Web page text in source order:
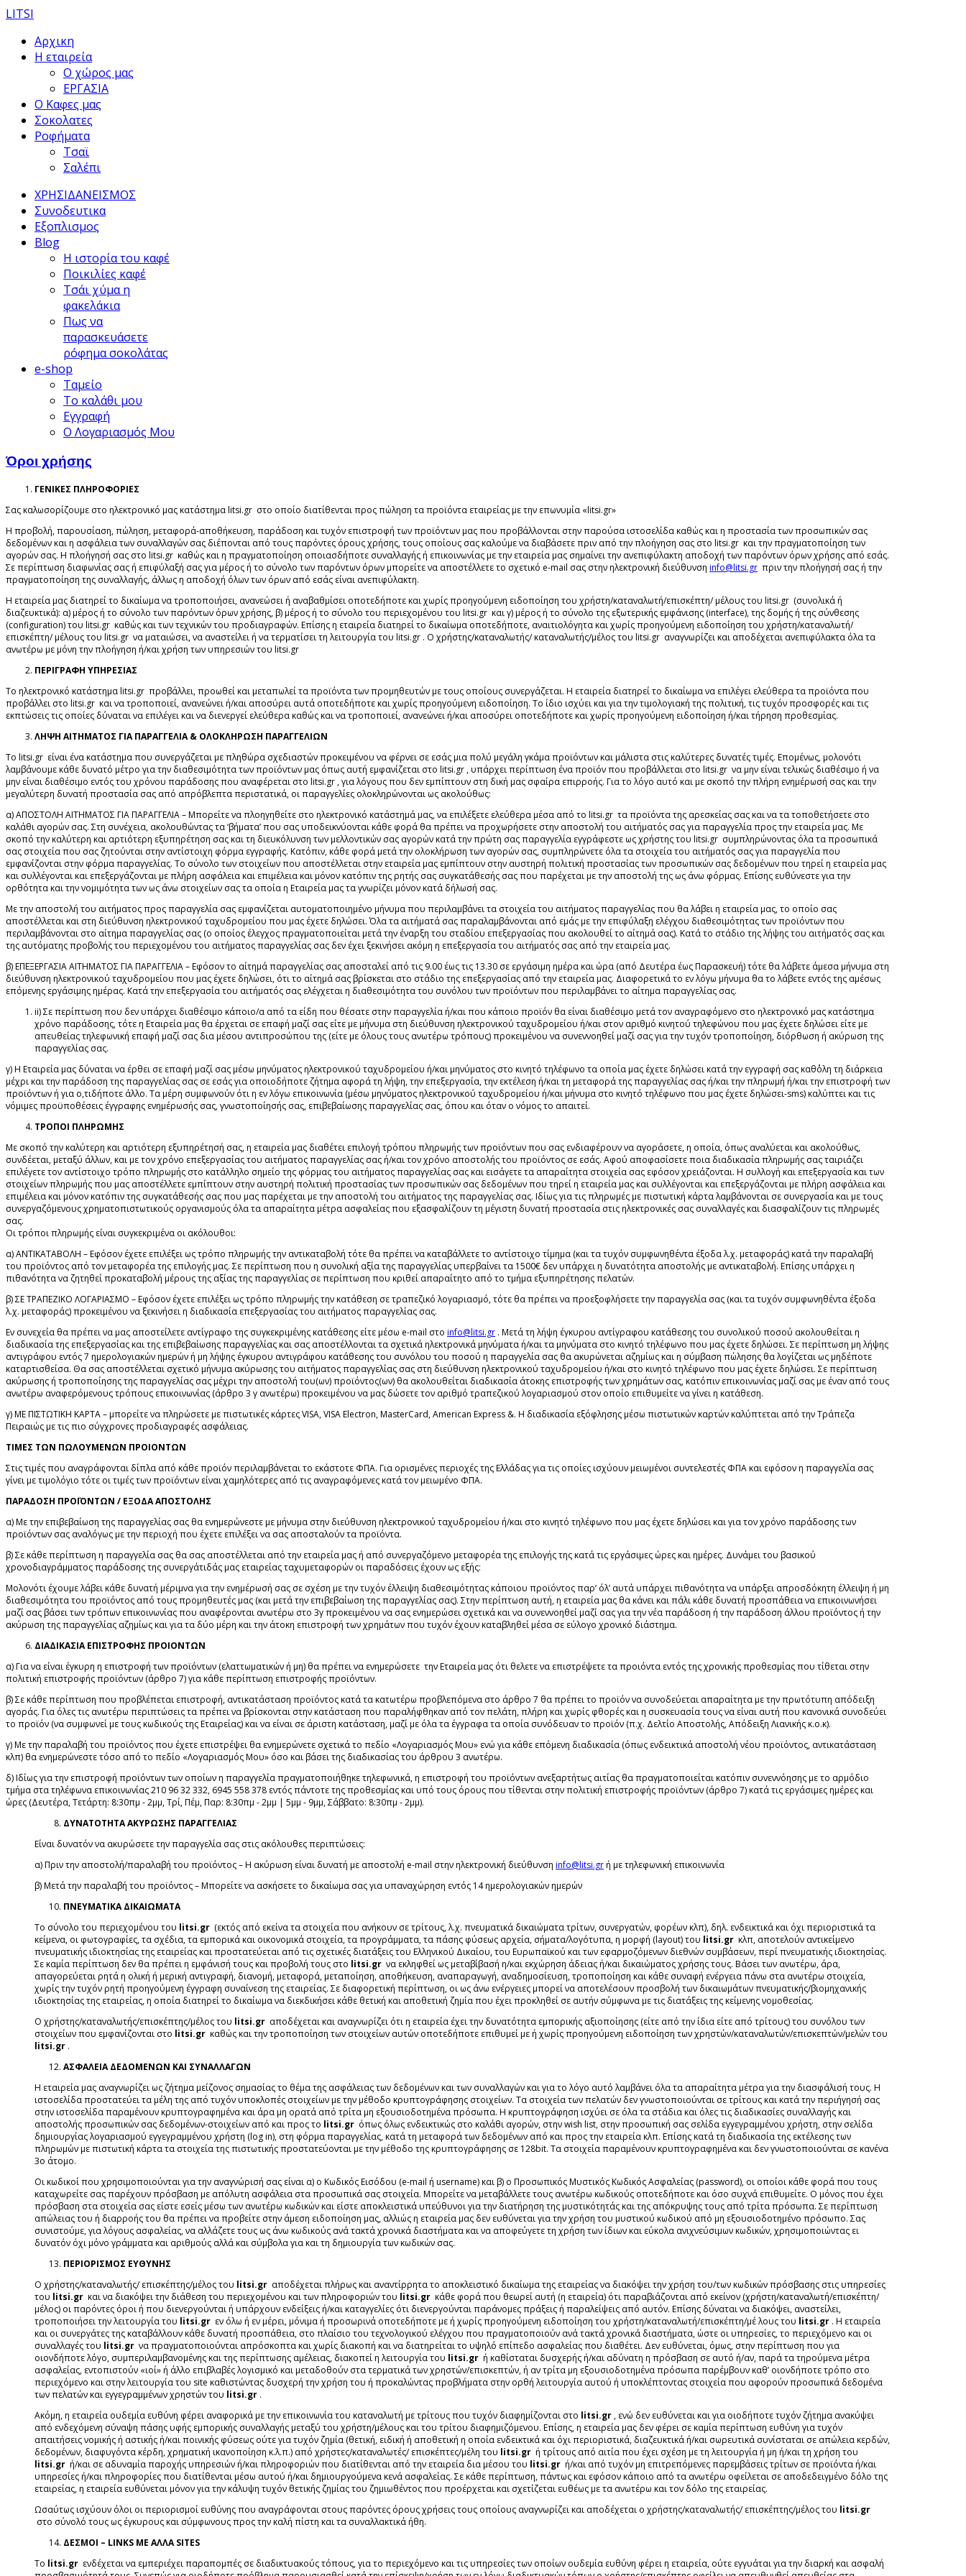
LITSI
Αρχικη
Η εταιρεία
Ο χώρος μας
ΕΡΓΑΣΙΑ
Ο Καφες μας
Σοκολατες
Ροφήματα
Τσαϊ
Σαλέπι
ΧΡΗΣΙΔΑΝΕΙΣΜΟΣ
Συνοδευτικα
Εξοπλισμος
Blog
Η ιστορία του καφέ
Ποικιλίες καφέ
Τσάι χύμα η
φακελάκια
Πως να
παρασκευάσετε
ρόφημα σοκολάτας
e-shop
Ταμείο
Το καλάθι μου
Εγγραφή
Ο Λογαριασμός Μου
Όροι χρήσης
ΓΕΝΙΚΕΣ ΠΛΗΡΟΦΟΡΙΕΣ
Σας καλωσορίζουμε στο ηλεκτρονικό μας κατάστημα litsi.gr στο οποίο διατίθενται προς πώληση τα προϊόντα εταιρείας με την επωνυμία «litsi.gr»
Η προβολή, παρουσίαση, πώληση, μεταφορά-αποθήκευση, παράδοση και τυχόν επιστροφή των προϊόντων μας που προβάλλονται στην παρούσα ιστοσελίδα καθώς και η προστασία των προσωπικών σας
δεδομένων και η ασφάλεια των συναλλαγών σας διέπονται από τους παρόντες όρους χρήσης, τους οποίους σας καλούμε να διαβάσετε πριν από την πλοήγηση σας στο litsi.gr και την πραγματοποίηση των
αγορών σας. Η πλοήγησή σας στο litsi.gr καθώς και η πραγματοποίηση οποιασδήποτε συναλλαγής ή επικοινωνίας με την εταιρεία μας σημαίνει την ανεπιφύλακτη αποδοχή των παρόντων όρων χρήσης από εσάς.
Σε περίπτωση διαφωνίας σας ή επιφύλαξή σας για μέρος ή το σύνολο των παρόντων όρων μπορείτε να αποστέλλετε το σχετικό e-mail σας στην ηλεκτρονική διεύθυνση info@litsi.gr πριν την πλοήγησή σας ή την
πραγματοποίηση της συναλλαγής, άλλως η αποδοχή όλων των όρων από εσάς είναι ανεπιφύλακτη.
Η εταιρεία μας διατηρεί το δικαίωμα να τροποποιήσει, ανανεώσει ή αναβαθμίσει οποτεδήποτε και χωρίς προηγούμενη ειδοποίηση του χρήστη/καταναλωτή/επισκέπτη/ μέλους του litsi.gr (συνολικά ή
διαζευκτικά): α) μέρος ή το σύνολο των παρόντων όρων χρήσης, β) μέρος ή το σύνολο του περιεχομένου του litsi.gr και γ) μέρος ή το σύνολο της εξωτερικής εμφάνισης (interface), της δομής ή της σύνθεσης
(configuration) του litsi.gr καθώς και των τεχνικών του προδιαγραφών. Επίσης η εταιρεία διατηρεί το δικαίωμα οποτεδήποτε, αναιτιολόγητα και χωρίς προηγούμενη ειδοποίηση του χρήστη/καταναλωτή/
επισκέπτη/ μέλους του litsi.gr να ματαιώσει, να αναστείλει ή να τερματίσει τη λειτουργία του litsi.gr . Ο χρήστης/καταναλωτής/ καταναλωτής/μέλος του litsi.gr αναγνωρίζει και αποδέχεται ανεπιφύλακτα όλα τα
ανωτέρω με μόνη την πλοήγηση ή/και χρήση των υπηρεσιών του litsi.gr
ΠΕΡΙΓΡΑΦΗ ΥΠΗΡΕΣΙΑΣ
Το ηλεκτρονικό κατάστημα litsi.gr προβάλλει, προωθεί και μεταπωλεί τα προϊόντα των προμηθευτών με τους οποίους συνεργάζεται. Η εταιρεία διατηρεί το δικαίωμα να επιλέγει ελεύθερα τα προϊόντα που
προβάλλει στο litsi.gr και να τροποποιεί, ανανεώνει ή/και αποσύρει αυτά οποτεδήποτε και χωρίς προηγούμενη ειδοποίηση. Το ίδιο ισχύει και για την τιμολογιακή της πολιτική, τις τυχόν προσφορές και τις
εκπτώσεις τις οποίες δύναται να επιλέγει και να διενεργεί ελεύθερα καθώς και να τροποποιεί, ανανεώνει ή/και αποσύρει οποτεδήποτε και χωρίς προηγούμενη ειδοποίηση ή/και τήρηση προθεσμίας.
ΛΗΨΗ ΑΙΤΗΜΑΤΟΣ ΓΙΑ ΠΑΡΑΓΓΕΛΙΑ & ΟΛΟΚΛΗΡΩΣΗ ΠΑΡΑΓΓΕΛΙΩΝ
Το litsi.gr είναι ένα κατάστημα που συνεργάζεται με πληθώρα σχεδιαστών προκειμένου να φέρνει σε εσάς μια πολύ μεγάλη γκάμα προϊόντων και μάλιστα στις καλύτερες δυνατές τιμές. Επομένως, μολονότι
λαμβάνουμε κάθε δυνατό μέτρο για την διαθεσιμότητα των προϊόντων μας όπως αυτή εμφανίζεται στο litsi.gr , υπάρχει περίπτωση ένα προϊόν που προβάλλεται στο litsi.gr να μην είναι τελικώς διαθέσιμο ή να
μην είναι διαθέσιμο εντός του χρόνου παράδοσης που αναφέρεται στο litsi.gr , για λόγους που δεν εμπίπτουν στη δική μας σφαίρα επιρροής. Για το λόγο αυτό και με σκοπό την πλήρη ενημέρωσή σας και την
μεγαλύτερη δυνατή προστασία σας από απρόβλεπτα περιστατικά, οι παραγγελίες ολοκληρώνονται ως ακολούθως:
α) ΑΠΟΣΤΟΛΗ ΑΙΤΗΜΑΤΟΣ ΓΙΑ ΠΑΡΑΓΓΕΛΙΑ – Μπορείτε να πλοηγηθείτε στο ηλεκτρονικό κατάστημά μας, να επιλέξετε ελεύθερα μέσα από το litsi.gr τα προϊόντα της αρεσκείας σας και να τα τοποθετήσετε στο
καλάθι αγορών σας. Στη συνέχεια, ακολουθώντας τα ‘βήματα’ που σας υποδεικνύονται κάθε φορά θα πρέπει να προχωρήσετε στην αποστολή του αιτήματός σας για παραγγελία προς την εταιρεία μας. Με
σκοπό την καλύτερη και αρτιότερη εξυπηρέτηση σας και τη διευκόλυνση των μελλοντικών σας αγορών κατά την πρώτη σας παραγγελία εγγράφεστε ως χρήστης του litsi.gr συμπληρώνοντας όλα τα προσωπικά
σας στοιχεία που σας ζητούνται στην αντίστοιχη φόρμα εγγραφής. Κατόπιν, κάθε φορά μετά την ολοκλήρωση των αγορών σας, συμπληρώνετε όλα τα στοιχεία του αιτήματός σας για παραγγελία που
εμφανίζονται στην φόρμα παραγγελίας. Το σύνολο των στοιχείων που αποστέλλεται στην εταιρεία μας εμπίπτουν στην αυστηρή πολιτική προστασίας των προσωπικών σας δεδομένων που τηρεί η εταιρεία μας
και συλλέγονται και επεξεργάζονται με πλήρη ασφάλεια και επιμέλεια και μόνον κατόπιν της ρητής σας συγκατάθεσής σας που παρέχεται με την αποστολή της ως άνω φόρμας. Επίσης ευθύνεστε για την
ορθότητα και την νομιμότητα των ως άνω στοιχείων σας τα οποία η Εταιρεία μας τα γνωρίζει μόνον κατά δήλωσή σας.
Με την αποστολή του αιτήματος προς παραγγελία σας εμφανίζεται αυτοματοποιημένο μήνυμα που περιλαμβάνει τα στοιχεία του αιτήματος παραγγελίας που θα λάβει η εταιρεία μας, το οποίο σας
αποστέλλεται και στη διεύθυνση ηλεκτρονικού ταχυδρομείου που μας έχετε δηλώσει. Όλα τα αιτήματά σας παραλαμβάνονται από εμάς με την επιφύλαξη ελέγχου διαθεσιμότητας των προϊόντων που
περιλαμβάνονται στο αίτημα παραγγελίας σας (ο οποίος έλεγχος πραγματοποιείται μετά την έναρξη του σταδίου επεξεργασίας που ακολουθεί το αίτημά σας). Κατά το στάδιο της λήψης του αιτήματός σας και
της αυτόματης προβολής του περιεχομένου του αιτήματος παραγγελίας σας δεν έχει ξεκινήσει ακόμη η επεξεργασία του αιτήματός σας από την εταιρεία μας.
β) ΕΠΕΞΕΡΓΑΣΙΑ ΑΙΤΗΜΑΤΟΣ ΓΙΑ ΠΑΡΑΓΓΕΛΙΑ – Εφόσον το αίτημά παραγγελίας σας αποσταλεί από τις 9.00 έως τις 13.30 σε εργάσιμη ημέρα και ώρα (από Δευτέρα έως Παρασκευή) τότε θα λάβετε άμεσα μήνυμα στη
διεύθυνση ηλεκτρονικού ταχυδρομείου που μας έχετε δηλώσει, ότι το αίτημά σας βρίσκεται στο στάδιο της επεξεργασίας από την εταιρεία μας. Διαφορετικά το εν λόγω μήνυμα θα το λάβετε εντός της αμέσως
επόμενης εργάσιμης ημέρας. Κατά την επεξεργασία του αιτήματός σας ελέγχεται η διαθεσιμότητα του συνόλου των προϊόντων που περιλαμβάνει το αίτημα παραγγελίας σας.
ii) Σε περίπτωση που δεν υπάρχει διαθέσιμο κάποιο/α από τα είδη που θέσατε στην παραγγελία ή/και που κάποιο προϊόν θα είναι διαθέσιμο μετά τον αναγραφόμενο στο ηλεκτρονικό μας κατάστημα
χρόνο παράδοσης, τότε η Εταιρεία μας θα έρχεται σε επαφή μαζί σας είτε με μήνυμα στη διεύθυνση ηλεκτρονικού ταχυδρομείου ή/και στον αριθμό κινητού τηλεφώνου που μας έχετε δηλώσει είτε με
απευθείας τηλεφωνική επαφή μαζί σας δια μέσου αντιπροσώπου της (είτε με όλους τους ανωτέρω τρόπους) προκειμένου να συνεννοηθεί μαζί σας για την τυχόν τροποποίηση, διόρθωση ή ακύρωση της
παραγγελίας σας.
γ) Η Εταιρεία μας δύναται να έρθει σε επαφή μαζί σας μέσω μηνύματος ηλεκτρονικού ταχυδρομείου ή/και μηνύματος στο κινητό τηλέφωνο τα οποία μας έχετε δηλώσει κατά την εγγραφή σας καθ΄όλη τη διάρκεια
μέχρι και την παράδοση της παραγγελίας σας σε εσάς για οποιοδήποτε ζήτημα αφορά τη λήψη, την επεξεργασία, την εκτέλεση ή/και τη μεταφορά της παραγγελίας σας ή/και την πληρωμή ή/και την επιστροφή των
προϊόντων ή για ο,τιδήποτε άλλο. Τα μέρη συμφωνούν ότι η εν λόγω επικοινωνία (μέσω μηνύματος ηλεκτρονικού ταχυδρομείου ή/και μήνυμα στο κινητό τηλέφωνο που μας έχετε δηλώσει-sms) καλύπτει και τις
νόμιμες προϋποθέσεις έγγραφης ενημέρωσής σας, γνωστοποίησής σας, επιβεβαίωσης παραγγελίας σας, όπου και όταν ο νόμος το απαιτεί.
ΤΡΟΠΟΙ ΠΛΗΡΩΜΗΣ
Με σκοπό την καλύτερη και αρτιότερη εξυπηρέτησή σας, η εταιρεία μας διαθέτει επιλογή τρόπου πληρωμής των προϊόντων που σας ενδιαφέρουν να αγοράσετε, η οποία, όπως αναλύεται και ακολούθως,
συνδέεται, μεταξύ άλλων, και με τον χρόνο επεξεργασίας του αιτήματος παραγγελίας σας ή/και τον χρόνο αποστολής του προϊόντος σε εσάς. Αφού αποφασίσετε ποια διαδικασία πληρωμής σας ταιριάζει
επιλέγετε τον αντίστοιχο τρόπο πληρωμής στο κατάλληλο σημείο της φόρμας του αιτήματος παραγγελίας σας και εισάγετε τα απαραίτητα στοιχεία σας εφόσον χρειάζονται. Η συλλογή και επεξεργασία και των
στοιχείων πληρωμής που μας αποστέλλετε εμπίπτουν στην αυστηρή πολιτική προστασίας των προσωπικών σας δεδομένων που τηρεί η εταιρεία μας και συλλέγονται και επεξεργάζονται με πλήρη ασφάλεια και
επιμέλεια και μόνον κατόπιν της συγκατάθεσής σας που μας παρέχεται με την αποστολή του αιτήματος της παραγγελίας σας. Ιδίως για τις πληρωμές με πιστωτική κάρτα λαμβάνονται σε συνεργασία και με τους
συνεργαζόμενους χρηματοπιστωτικούς οργανισμούς όλα τα απαραίτητα μέτρα ασφαλείας που εξασφαλίζουν τη μέγιστη δυνατή προστασία στις ηλεκτρονικές σας συναλλαγές και διασφαλίζουν τις πληρωμές
σας.
Οι τρόποι πληρωμής είναι συγκεκριμένα οι ακόλουθοι:
α) ΑΝΤΙΚΑΤΑΒΟΛΗ – Εφόσον έχετε επιλέξει ως τρόπο πληρωμής την αντικαταβολή τότε θα πρέπει να καταβάλλετε το αντίστοιχο τίμημα (και τα τυχόν συμφωνηθέντα έξοδα λ.χ. μεταφοράς) κατά την παραλαβή
του προϊόντος από τον μεταφορέα της επιλογής μας. Σε περίπτωση που η συνολική αξία της παραγγελίας υπερβαίνει τα 1500€ δεν υπάρχει η δυνατότητα αποστολής με αντικαταβολή. Επίσης υπάρχει η
πιθανότητα να ζητηθεί προκαταβολή μέρους της αξίας της παραγγελίας σε περίπτωση που κριθεί απαραίτητο από το τμήμα εξυπηρέτησης πελατών.
β) ΣΕ ΤΡΑΠΕΖΙΚΟ ΛΟΓΑΡΙΑΣΜΟ – Εφόσον έχετε επιλέξει ως τρόπο πληρωμής την κατάθεση σε τραπεζικό λογαριασμό, τότε θα πρέπει να προεξοφλήσετε την παραγγελία σας (και τα τυχόν συμφωνηθέντα έξοδα
λ.χ. μεταφοράς) προκειμένου να ξεκινήσει η διαδικασία επεξεργασίας του αιτήματος παραγγελίας σας.
Εν συνεχεία θα πρέπει να μας αποστείλετε αντίγραφο της συγκεκριμένης κατάθεσης είτε μέσω e-mail στο info@litsi.gr . Μετά τη λήψη έγκυρου αντίγραφου κατάθεσης του συνολικού ποσού ακολουθείται η
διαδικασία της επεξεργασίας και της επιβεβαίωσης παραγγελίας και σας αποστέλλονται τα σχετικά ηλεκτρονικά μηνύματα ή/και τα μηνύματα στο κινητό τηλέφωνο που μας έχετε δηλώσει. Σε περίπτωση μη λήψης
αντιγράφου εντός 7 ημερολογιακών ημερών ή μη λήψης έγκυρου αντιγράφου κατάθεσης του συνόλου του ποσού η παραγγελία σας θα ακυρώνεται αζημίως και η σύμβαση πώλησης θα λογίζεται ως μηδέποτε
καταρτισθείσα. Θα σας αποστέλλεται σχετικό μήνυμα ακύρωσης του αιτήματος παραγγελίας σας στη διεύθυνση ηλεκτρονικού ταχυδρομείου ή/και στο κινητό τηλέφωνο που μας έχετε δηλώσει. Σε περίπτωση
ακύρωσης ή τροποποίησης της παραγγελίας σας μέχρι την αποστολή του(ων) προϊόντος(ων) θα ακολουθείται διαδικασία άτοκης επιστροφής των χρημάτων σας, κατόπιν επικοινωνίας μαζί σας με έναν από τους
ανωτέρω αναφερόμενους τρόπους επικοινωνίας (άρθρο 3 γ ανωτέρω) προκειμένου να μας δώσετε τον αριθμό τραπεζικού λογαριασμού στον οποίο επιθυμείτε να γίνει η κατάθεση.
γ) ΜΕ ΠΙΣΤΩΤΙΚΗ ΚΑΡΤΑ – μπορείτε να πληρώσετε με πιστωτικές κάρτες VISA, VISA Electron, MasterCard, American Express &. Η διαδικασία εξόφλησης μέσω πιστωτικών καρτών καλύπτεται από την Τράπεζα
Πειραιώς με τις πιο σύγχρονες προδιαγραφές ασφάλειας.
ΤΙΜΕΣ ΤΩΝ ΠΩΛΟΥΜΕΝΩΝ ΠΡΟΙΟΝΤΩΝ
Στις τιμές που αναγράφονται δίπλα από κάθε προϊόν περιλαμβάνεται το εκάστοτε ΦΠΑ. Για ορισμένες περιοχές της Ελλάδας για τις οποίες ισχύουν μειωμένοι συντελεστές ΦΠΑ και εφόσον η παραγγελία σας
γίνει με τιμολόγιο τότε οι τιμές των προϊόντων είναι χαμηλότερες από τις αναγραφόμενες κατά τον μειωμένο ΦΠΑ.
ΠΑΡΑΔΟΣΗ ΠΡΟΪΟΝΤΩΝ / ΕΞΟΔΑ ΑΠΟΣΤΟΛΗΣ
α) Με την επιβεβαίωση της παραγγελίας σας θα ενημερώνεστε με μήνυμα στην διεύθυνση ηλεκτρονικού ταχυδρομείου ή/και στο κινητό τηλέφωνο που μας έχετε δηλώσει και για τον χρόνο παράδοσης των
προϊόντων σας αναλόγως με την περιοχή που έχετε επιλέξει να σας αποσταλούν τα προϊόντα.
β) Σε κάθε περίπτωση η παραγγελία σας θα σας αποστέλλεται από την εταιρεία μας ή από συνεργαζόμενο μεταφορέα της επιλογής της κατά τις εργάσιμες ώρες και ημέρες. Δυνάμει του βασικού
χρονοδιαγράμματος παράδοσης της συνεργάτιδάς μας εταιρείας ταχυμεταφορών οι παραδόσεις έχουν ως εξής:
Mολονότι έχουμε λάβει κάθε δυνατή μέριμνα για την ενημέρωσή σας σε σχέση με την τυχόν έλλειψη διαθεσιμότητας κάποιου προϊόντος παρ’ όλ’ αυτά υπάρχει πιθανότητα να υπάρξει απροσδόκητη έλλειψη ή μη
διαθεσιμότητα του προϊόντος από τους προμηθευτές μας (και μετά την επιβεβαίωση της παραγγελίας σας). Στην περίπτωση αυτή, η εταιρεία μας θα κάνει και πάλι κάθε δυνατή προσπάθεια να επικοινωνήσει
μαζί σας βάσει των τρόπων επικοινωνίας που αναφέρονται ανωτέρω στο 3γ προκειμένου να σας ενημερώσει σχετικά και να συνεννοηθεί μαζί σας για την νέα παράδοση ή την παράδοση άλλου προϊόντος ή την
ακύρωση της παραγγελίας αζημίως και για τα δύο μέρη και την άτοκη επιστροφή των χρημάτων που τυχόν έχουν καταβληθεί μέσα σε εύλογο χρονικό διάστημα.
ΔΙΑΔΙΚΑΣΙΑ ΕΠΙΣΤΡΟΦΗΣ ΠΡΟΙΟΝΤΩΝ
α) Για να είναι έγκυρη η επιστροφή των προϊόντων (ελαττωματικών ή μη) θα πρέπει να ενημερώσετε την Εταιρεία μας ότι θελετε να επιστρέψετε τα προιόντα εντός της χρονικής προθεσμίας που τίθεται στην
πολιτική επιστροφής προϊόντων (άρθρο 7) για κάθε περίπτωση επιστροφής προϊόντων.
β) Σε κάθε περίπτωση που προβλέπεται επιστροφή, αντικατάσταση προϊόντος κατά τα κατωτέρω προβλεπόμενα στο άρθρο 7 θα πρέπει το προϊόν να συνοδεύεται απαραίτητα με την πρωτότυπη απόδειξη
αγοράς. Για όλες τις ανωτέρω περιπτώσεις τα πρέπει να βρίσκονται στην κατάσταση που παραλήφθηκαν από τον πελάτη, πλήρη και χωρίς φθορές και η συσκευασία τους να είναι αυτή που κανονικά συνοδεύει
το προϊόν (να συμφωνεί με τους κωδικούς της Εταιρείας) και να είναι σε άριστη κατάσταση, μαζί με όλα τα έγγραφα τα οποία συνόδευαν το προϊόν (π.χ. Δελτίο Αποστολής, Απόδειξη Λιανικής κ.ο.κ).
γ) Με την παραλαβή του προϊόντος που έχετε επιστρέψει θα ενημερώνετε σχετικά το πεδίο «Λογαριασμός Μου» ενώ για κάθε επόμενη διαδικασία (όπως ενδεικτικά αποστολή νέου προϊόντος, αντικατάσταση
κλπ) θα ενημερώνεστε τόσο από το πεδίο «Λογαριασμός Μου» όσο και βάσει της διαδικασίας του άρθρου 3 ανωτέρω.
δ) Ιδίως για την επιστροφή προϊόντων των οποίων η παραγγελία πραγματοποιήθηκε τηλεφωνικά, η επιστροφή του προϊόντων ανεξαρτήτως αιτίας θα πραγματοποιείται κατόπιν συνεννόησης με το αρμόδιο
τμήμα στα τηλέφωνα επικοινωνίας 210 96 32 332, 6945 558 378 εντός πάντοτε της προθεσμίας και υπό τους όρους που τίθενται στην πολιτική επιστροφής προϊόντων (άρθρο 7) κατά τις εργάσιμες ημέρες και
ώρες (Δευτέρα, Τετάρτη: 8:30πμ - 2μμ, Τρί, Πέμ, Παρ: 8:30πμ - 2μμ | 5μμ - 9μμ, Σάββατο: 8:30πμ - 2μμ).
ΔΥΝΑΤΟΤΗΤΑ ΑΚΥΡΩΣΗΣ ΠΑΡΑΓΓΕΛΙΑΣ
Είναι δυνατόν να ακυρώσετε την παραγγελία σας στις ακόλουθες περιπτώσεις:
α) Πριν την αποστολή/παραλαβή του προϊόντος – Η ακύρωση είναι δυνατή με αποστολή e-mail στην ηλεκτρονική διεύθυνση info@litsi.grή με τηλεφωνική επικοινωνία
β) Μετά την παραλαβή του προϊόντος – Μπορείτε να ασκήσετε το δικαίωμα σας για υπαναχώρηση εντός 14 ημερολογιακών ημερών
ΠΝΕΥΜΑΤΙΚΑ ΔΙΚΑΙΩΜΑΤΑ
Το σύνολο του περιεχομένου του litsi.gr (εκτός από εκείνα τα στοιχεία που ανήκουν σε τρίτους, λ.χ. πνευματικά δικαιώματα τρίτων, συνεργατών, φορέων κλπ), δηλ. ενδεικτικά και όχι περιοριστικά τα
κείμενα, οι φωτογραφίες, τα σχέδια, τα εμπορικά και οικονομικά στοιχεία, τα προγράμματα, τα πάσης φύσεως αρχεία, σήματα/λογότυπα, η μορφή (layout) του litsi.gr κλπ, αποτελούν αντικείμενο
πνευματικής ιδιοκτησίας της εταιρείας και προστατεύεται από τις σχετικές διατάξεις του Ελληνικού Δικαίου, του Ευρωπαϊκού και των εφαρμοζόμενων διεθνών συμβάσεων, περί πνευματικής ιδιοκτησίας.
Σε καμία περίπτωση δεν θα πρέπει η εμφάνισή τους και προβολή τους στο litsi.gr να εκληφθεί ως μεταβίβασή η/και εκχώρηση άδειας ή/και δικαιώματος χρήσης τους. Βάσει των ανωτέρω, άρα,
απαγορεύεται ρητά η ολική ή μερική αντιγραφή, διανομή, μεταφορά, μεταποίηση, αποθήκευση, αναπαραγωγή, αναδημοσίευση, τροποποίηση και κάθε συναφή ενέργεια πάνω στα ανωτέρω στοιχεία,
χωρίς την τυχόν ρητή προηγούμενη έγγραφη συναίνεση της εταιρείας. Σε διαφορετική περίπτωση, οι ως άνω ενέργειες μπορεί να αποτελέσουν προσβολή των δικαιωμάτων πνευματικής/βιομηχανικής
ιδιοκτησίας της εταιρείας, η οποία διατηρεί το δικαίωμα να διεκδικήσει κάθε θετική και αποθετική ζημία που έχει προκληθεί σε αυτήν σύμφωνα με τις διατάξεις της κείμενης νομοθεσίας.
Ο χρήστης/καταναλωτής/επισκέπτης/μέλος του litsi.gr αποδέχεται και αναγνωρίζει ότι η εταιρεία έχει την δυνατότητα εμπορικής αξιοποίησης (είτε από την ίδια είτε από τρίτους) του συνόλου των
στοιχείων που εμφανίζονται στο litsi.gr καθώς και την τροποποίηση των στοιχείων αυτών οποτεδήποτε επιθυμεί με ή χωρίς προηγούμενη ειδοποίηση των χρηστών/καταναλωτών/επισκεπτών/μελών του
litsi.gr .
ΑΣΦΑΛΕΙΑ ΔΕΔΟΜΕΝΩΝ ΚΑΙ ΣΥΝΑΛΛΑΓΩΝ
Η εταιρεία μας αναγνωρίζει ως ζήτημα μείζονος σημασίας το θέμα της ασφάλειας των δεδομένων και των συναλλαγών και για το λόγο αυτό λαμβάνει όλα τα απαραίτητα μέτρα για την διασφάλισή τους. Η
ιστοσελίδα προστατεύει τα μέλη της από τυχόν υποκλοπές στοιχείων με την μέθοδο κρυπτογράφησης στοιχείων. Τα στοιχεία των πελατών δεν γνωστοποιούνται σε τρίτους και κατά την περιήγησή σας
στην ιστοσελίδα παραμένουν κρυπτογραφημένα και άρα μη ορατά από τρίτα μη εξουσιοδοτημένα πρόσωπα. Η κρυπτογράφηση ισχύει σε όλα τα στάδια και όλες τις διαδικασίες συναλλαγής και
αποστολής προσωπικών σας δεδομένων-στοιχείων από και προς το litsi.gr όπως όλως ενδεικτικώς στο καλάθι αγορών, στην wish list, στην προσωπική σας σελίδα εγγεγραμμένου χρήστη, στην σελίδα
δημιουργίας λογαριασμού εγγεγραμμένου χρήστη (log in), στη φόρμα παραγγελίας, κατά τη μεταφορά των δεδομένων από και προς την εταιρεία κλπ. Επίσης κατά τη διαδικασία της εκτέλεσης των
πληρωμών με πιστωτική κάρτα τα στοιχεία της πιστωτικής προστατεύονται με την μέθοδο της κρυπτογράφησης σε 128bit. Τα στοιχεία παραμένουν κρυπτογραφημένα και δεν γνωστοποιούνται σε κανένα
3ο άτομο.
Οι κωδικοί που χρησιμοποιούνται για την αναγνώρισή σας είναι α) ο Κωδικός Εισόδου (e-mail ή username) και β) ο Προσωπικός Μυστικός Κωδικός Ασφαλείας (password), οι οποίοι κάθε φορά που τους
καταχωρείτε σας παρέχουν πρόσβαση με απόλυτη ασφάλεια στα προσωπικά σας στοιχεία. Μπορείτε να μεταβάλλετε τους ανωτέρω κωδικούς οποτεδήποτε και όσο συχνά επιθυμείτε. Ο μόνος που έχει
πρόσβαση στα στοιχεία σας είστε εσείς μέσω των ανωτέρω κωδικών και είστε αποκλειστικά υπεύθυνοι για την διατήρηση της μυστικότητάς και της απόκρυψης τους από τρίτα πρόσωπα. Σε περίπτωση
απώλειας του ή διαρροής του θα πρέπει να προβείτε στην άμεση ειδοποίηση μας, αλλιώς η εταιρεία μας δεν ευθύνεται για την χρήση του μυστικού κωδικού από μη εξουσιοδοτημένο πρόσωπο. Σας
συνιστούμε, για λόγους ασφαλείας, να αλλάζετε τους ως άνω κωδικούς ανά τακτά χρονικά διαστήματα και να αποφεύγετε τη χρήση των ίδιων και εύκολα ανιχνεύσιμων κωδικών, χρησιμοποιώντας ει
δυνατόν όχι μόνο γράμματα και αριθμούς αλλά και σύμβολα για και τη δημιουργία των κωδικών σας.
ΠΕΡΙΟΡΙΣΜΟΣ ΕΥΘΥΝΗΣ
Ο χρήστης/καταναλωτής/ επισκέπτης/μέλος του litsi.gr αποδέχεται πλήρως και αναντίρρητα το αποκλειστικό δικαίωμα της εταιρείας να διακόψει την χρήση του/των κωδικών πρόσβασης στις υπηρεσίες
του litsi.gr και να διακόψει την διάθεση του περιεχομένου και των πληροφοριών του litsi.gr κάθε φορά που θεωρεί αυτή (η εταιρεία) ότι παραβιάζονται από εκείνον (χρήστη/καταναλωτή/επισκέπτη/
μέλος) οι παρόντες όροι ή που διενεργούνται ή υπάρχουν ενδείξεις ή/και καταγγελίες ότι διενεργούνται παράνομες πράξεις ή παραλείψεις από αυτόν. Επίσης δύναται να διακόψει, αναστείλει,
τροποποιήσει την λειτουργία του litsi.gr εν όλω ή εν μέρει, μόνιμα ή προσωρινά οποτεδήποτε με ή χωρίς προηγούμενη ειδοποίηση του χρήστη/καταναλωτή/επισκέπτη/μέ λους του litsi.gr . Η εταιρεία
και οι συνεργάτες της καταβάλλουν κάθε δυνατή προσπάθεια, στο πλαίσιο του τεχνολογικού ελέγχου που πραγματοποιούν ανά τακτά χρονικά διαστήματα, ώστε οι υπηρεσίες, το περιεχόμενο και οι
συναλλαγές του litsi.gr να πραγματοποιούνται απρόσκοπτα και χωρίς διακοπή και να διατηρείται το υψηλό επίπεδο ασφαλείας που διαθέτει. Δεν ευθύνεται, όμως, στην περίπτωση που για
οιονδήποτε λόγο, συμπεριλαμβανομένης και της περίπτωσης αμέλειας, διακοπεί η λειτουργία του litsi.gr ή καθίσταται δυσχερής ή/και αδύνατη η πρόσβαση σε αυτό ή/αν, παρά τα τηρούμενα μέτρα
ασφαλείας, εντοπιστούν «ιοί» ή άλλο επιβλαβές λογισμικό και μεταδοθούν στα τερματικά των χρηστών/επισκεπτών, ή αν τρίτα μη εξουσιοδοτημένα πρόσωπα παρέμβουν καθ’ οιονδήποτε τρόπο στο
περιεχόμενο και στην λειτουργία του site καθιστώντας δυσχερή την χρήση του ή προκαλώντας προβλήματα στην ορθή λειτουργία αυτού ή υποκλέπτοντας στοιχεία που αφορούν προσωπικά δεδομένα
των πελατών και εγγεγραμμένων χρηστών του litsi.gr .
Ακόμη, η εταιρεία ουδεμία ευθύνη φέρει αναφορικά με την επικοινωνία του καταναλωτή με τρίτους που τυχόν διαφημίζονται στο litsi.gr, ενώ δεν ευθύνεται και για οιοδήποτε τυχόν ζήτημα ανακύψει
από ενδεχόμενη σύναψη πάσης υφής εμπορικής συναλλαγής μεταξύ του χρήστη/μέλους και του τρίτου διαφημιζόμενου. Επίσης, η εταιρεία μας δεν φέρει σε καμία περίπτωση ευθύνη για τυχόν
απαιτήσεις νομικής ή αστικής ή/και ποινικής φύσεως ούτε για τυχόν ζημία (θετική, ειδική ή αποθετική η οποία ενδεικτικά και όχι περιοριστικά, διαζευκτικά ή/και σωρευτικά συνίσταται σε απώλεια κερδών,
δεδομένων, διαφυγόντα κέρδη, χρηματική ικανοποίηση κ.λ.π.) από χρήστες/καταναλωτές/ επισκέπτες/μέλη του litsi.gr ή τρίτους από αιτία που έχει σχέση με τη λειτουργία ή μη ή/και τη χρήση του
litsi.gr ή/και σε αδυναμία παροχής υπηρεσιών ή/και πληροφοριών που διατίθενται από την εταιρεία δια μέσου του litsi.gr ή/και από τυχόν μη επιτρεπόμενες παρεμβάσεις τρίτων σε προϊόντα ή/και
υπηρεσίες ή/και πληροφορίες που διατίθενται μέσω αυτού ή/και δημιουργούμενα κενά ασφαλείας. Σε κάθε περίπτωση, πάντως και εφόσον κάποιο από τα ανωτέρω οφείλεται σε αποδεδειγμένο δόλο της
εταιρείας, η εταιρεία ευθύνεται μόνον για την κάλυψη τυχόν θετικής ζημίας του ζημιωθέντος που προέρχεται και σχετίζεται ευθέως με τα ανωτέρω και τον δόλο της εταιρείας.
Ωσαύτως ισχύουν όλοι οι περιορισμοί ευθύνης που αναγράφονται στους παρόντες όρους χρήσεις τους οποίους αναγνωρίζει και αποδέχεται ο χρήστης/καταναλωτής/ επισκέπτης/μέλος του litsi.gr
στο σύνολό τους ως έγκυρους και σύμφωνους προς την καλή πίστη και τα συναλλακτικά ήθη.
ΔΕΣΜΟΙ – LINKS ΜΕ ΑΛΛΑ SITES
Το litsi.gr ενδέχεται να εμπεριέχει παραπομπές σε διαδικτυακούς τόπους, για το περιεχόμενο και τις υπηρεσίες των οποίων ουδεμία ευθύνη φέρει η εταιρεία, ούτε εγγυάται για την διαρκή και ασφαλή